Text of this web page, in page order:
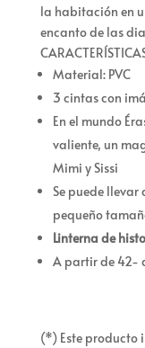
la habitación en
encanto de las
Material: PVC
3 cintas con
En el mundo
valiente, un
Mimi y Sissi
Se puede
pequeño
Linterna de
A partir de 42-
(*) Este producto